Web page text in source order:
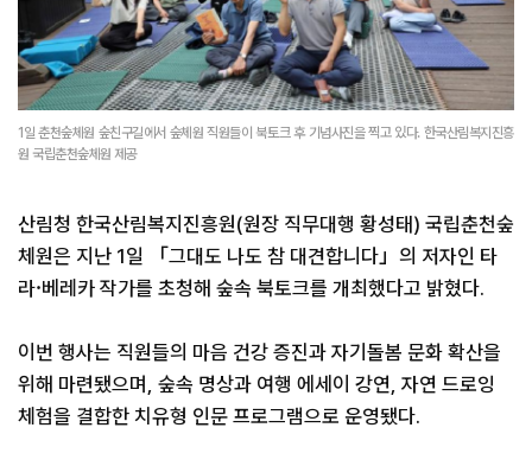
1일 춘천숲체원 숲친구길에서 숲체원 직원들이 북토크 후 기념사진을 찍고 있다. 한국산림복지진흥
원 국립춘천숲체원 제공
산림청 한국산림복지진흥원(원장 직무대행 황성태) 국립춘천숲
체원은 지난 1일 「그대도 나도 참 대견합니다」의 저자인 타
라·베레카 작가를 초청해 숲속 북토크를 개최했다고 밝혔다.
이번 행사는 직원들의 마음 건강 증진과 자기돌봄 문화 확산을
위해 마련됐으며, 숲속 명상과 여행 에세이 강연, 자연 드로잉
체험을 결합한 치유형 인문 프로그램으로 운영됐다.